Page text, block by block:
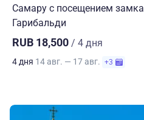
Самару с посещением замка
Гарибальди
RUB 18,500 / 4 дня
4 дня 14 авг. — 17 авг. +3